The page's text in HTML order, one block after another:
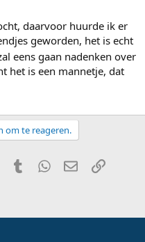
daarvoor huurde ik er
geworden, het is echt
eens gaan nadenken over
het is een mannetje, dat
om te reageren.
PinterestTumblr WhatsApp
E-mailLink